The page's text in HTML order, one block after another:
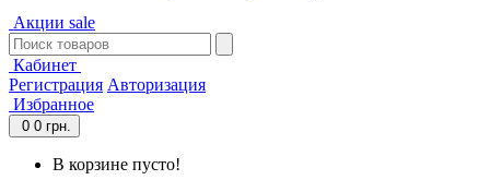
Акции sale
Кабинет
Регистрация Авторизация
Избранное
0 0 грн.
В корзине пусто!